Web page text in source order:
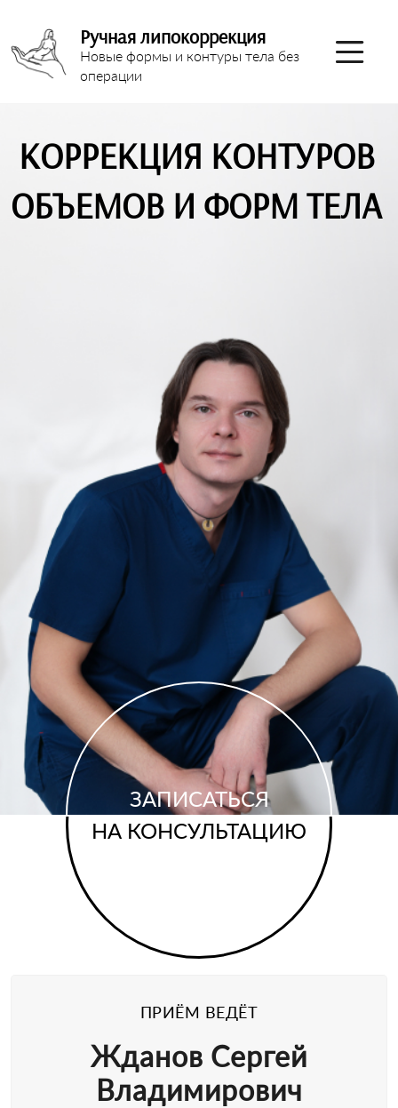
Ручная липокоррекция
Новые формы и контуры тела без
операции
КОРРЕКЦИЯ КОНТУРОВ
ОБЪЕМОВ И ФОРМ ТЕЛА
ЗАПИСАТЬСЯ
НА КОНСУЛЬТАЦИЮ
ПРИЁМ ВЕДЁТ
Жданов Сергей
Владимирович